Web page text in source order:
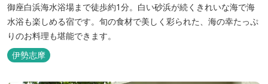
御座白浜海水浴場まで徒歩約1分。白い砂浜が続くきれいな海で海
水浴も楽しめる宿です。旬の食材で美しく彩られた、海の幸たっぷ
りのお料理も堪能できます。
伊勢志摩